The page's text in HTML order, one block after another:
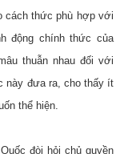
cách thức phù hợp với
động chính thức của
thuẫn nhau đối với
này đưa ra, cho thấy ít
thể hiện.
đòi hỏi chủ quyền